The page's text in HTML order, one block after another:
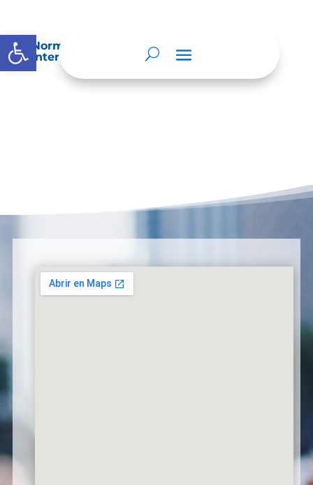
Abrir barra de herramientas
Normatividad especial que les aplique de
interés.